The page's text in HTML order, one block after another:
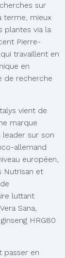
sur
terme, mieux
plantes via la
Pierre-
travaillent en
en
de recherche
vient de
marque
sur son
allemand
européen,
Nutrisan et
luttant
Sana,
HRG80
passer en